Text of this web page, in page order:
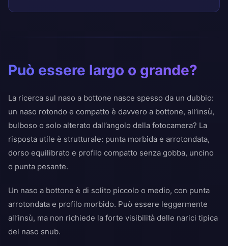
Può essere largo o grande?
La ricerca sul naso a bottone nasce spesso da un dubbio:
un naso rotondo e compatto è davvero a bottone, all’insù,
bulboso o solo alterato dall’angolo della fotocamera? La
risposta utile è strutturale: punta morbida e arrotondata,
dorso equilibrato e profilo compatto senza gobba, uncino
o punta pesante.
Un naso a bottone è di solito piccolo o medio, con punta
arrotondata e profilo morbido. Può essere leggermente
all’insù, ma non richiede la forte visibilità delle narici tipica
del naso snub.